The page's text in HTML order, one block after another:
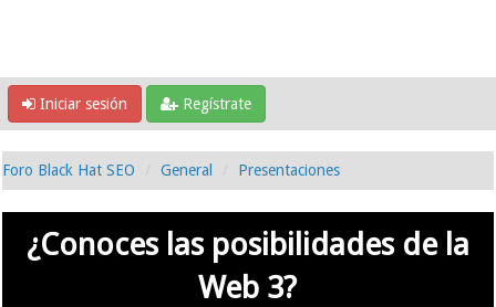
Iniciar sesión Regístrate
Foro Black Hat SEO General Presentaciones
¿Conoces las posibilidades de la
Web 3?